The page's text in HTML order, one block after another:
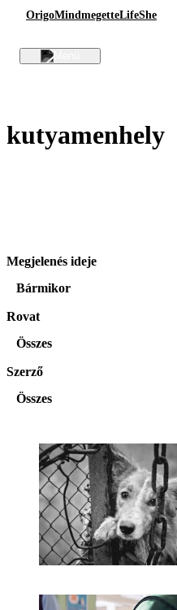
OrigoMindmegetteLifeShe
kutyamenhely
Megjelenés ideje
Bármikor
Rovat
Összes
Szerző
Összes